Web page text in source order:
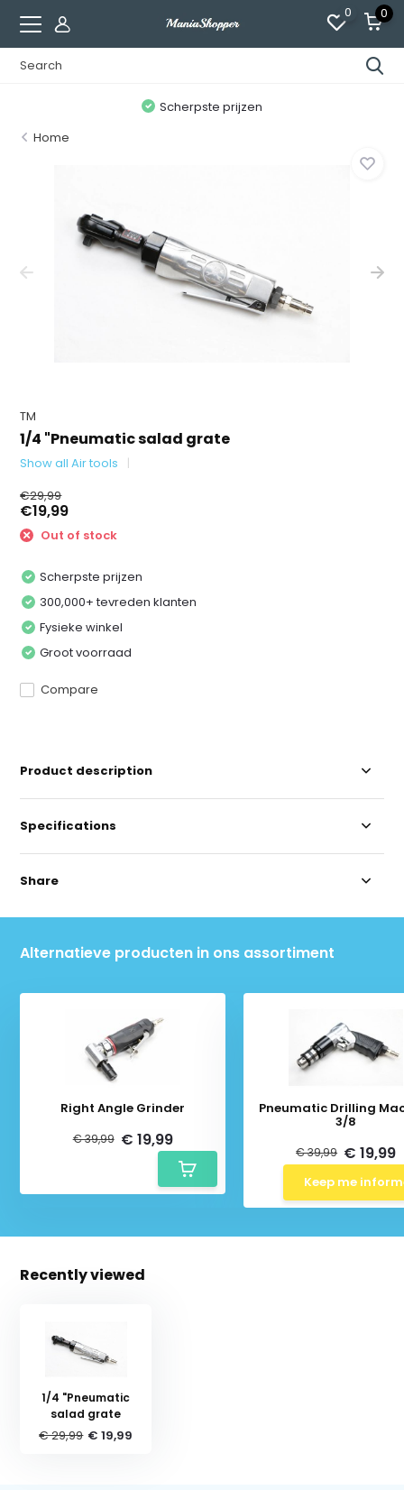
0 0
Scherpste prijzen
Home
TM
1/4 "Pneumatic salad grate
Show all Air tools
€29,99
€19,99
Out of stock
Scherpste prijzen
300,000+ tevreden klanten
Fysieke winkel
Groot voorraad
Compare
Product description
Specifications
Share
Alternatieve producten in ons assortiment
Right Angle Grinder
€ 39,99 € 19,99
Pneumatic Drilling
3/8
€ 39,99 € 19,99
Keep me
Recently viewed
1/4 "Pneumatic
salad grate
€ 29,99 € 19,99